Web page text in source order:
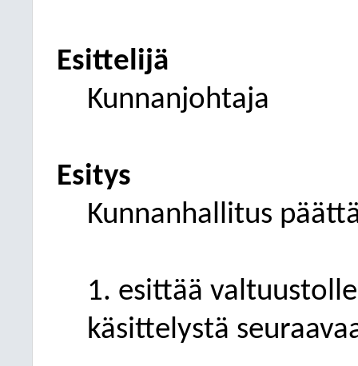
Esittelijä
Kunnanjohtaja
Esitys
Kunnanhallitus
1. esittää
käsittelystä